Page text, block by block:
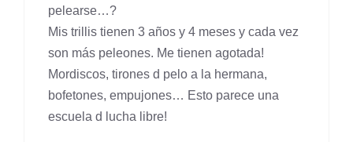
pelearse…?
Mis trillis tienen 3 años y 4 meses y cada vez
son más peleones. Me tienen agotada!
Mordiscos, tirones d pelo a la hermana,
bofetones, empujones… Esto parece una
escuela d lucha libre!